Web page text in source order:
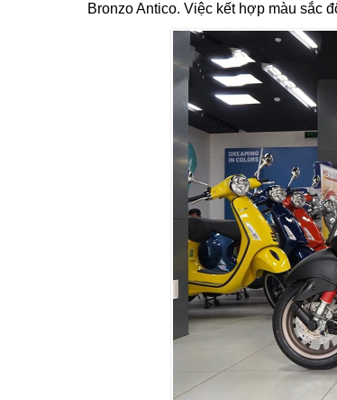
Bronzo Antico. Việc kết hợp màu sắc